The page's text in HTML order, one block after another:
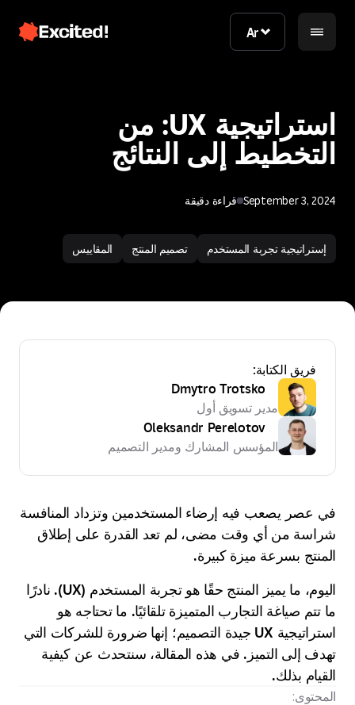
اتصل بنا
Ar
استراتيجية UX: من
التخطيط إلى النتائج
إستراتيجية تجربة المستخدم تصميم المنتج المقاييس
September 3, 2024 قراءة دقيقة
فريق الكتابة:
Dmytro Trotsko
مدير تسويق أول
Oleksandr Perelotov
المؤسس المشارك ومدير التصميم
في عصر يصعب فيه إرضاء المستخدمين وتزداد المنافسة
شراسة من أي وقت مضى، لم تعد القدرة على إطلاق
المنتج بسرعة ميزة كبيرة.
اليوم، ما يميز المنتج حقًا هو تجربة المستخدم (UX). نادرًا
ما تتم صياغة التجارب المتميزة تلقائيًا. ما تحتاجه هو
استراتيجية UX جيدة التصميم؛ إنها ضرورة للشركات التي
تهدف إلى التميز. في هذه المقالة، سنتحدث عن كيفية
القيام بذلك.
المحتوى: